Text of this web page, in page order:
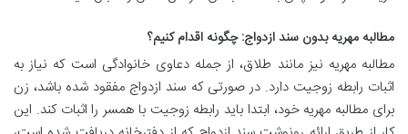
مطالبه مهریه بدون سند ازدواج: چگونه اقدام کنیم؟
مطالبه مهریه نیز مانند طلاق، از جمله دعاوی خانوادگی است که نیاز به
اثبات رابطه زوجیت دارد. در صورتی که سند ازدواج مفقود شده باشد، زن
برای مطالبه مهریه خود، ابتدا باید رابطه زوجیت با همسر را اثبات کند. این